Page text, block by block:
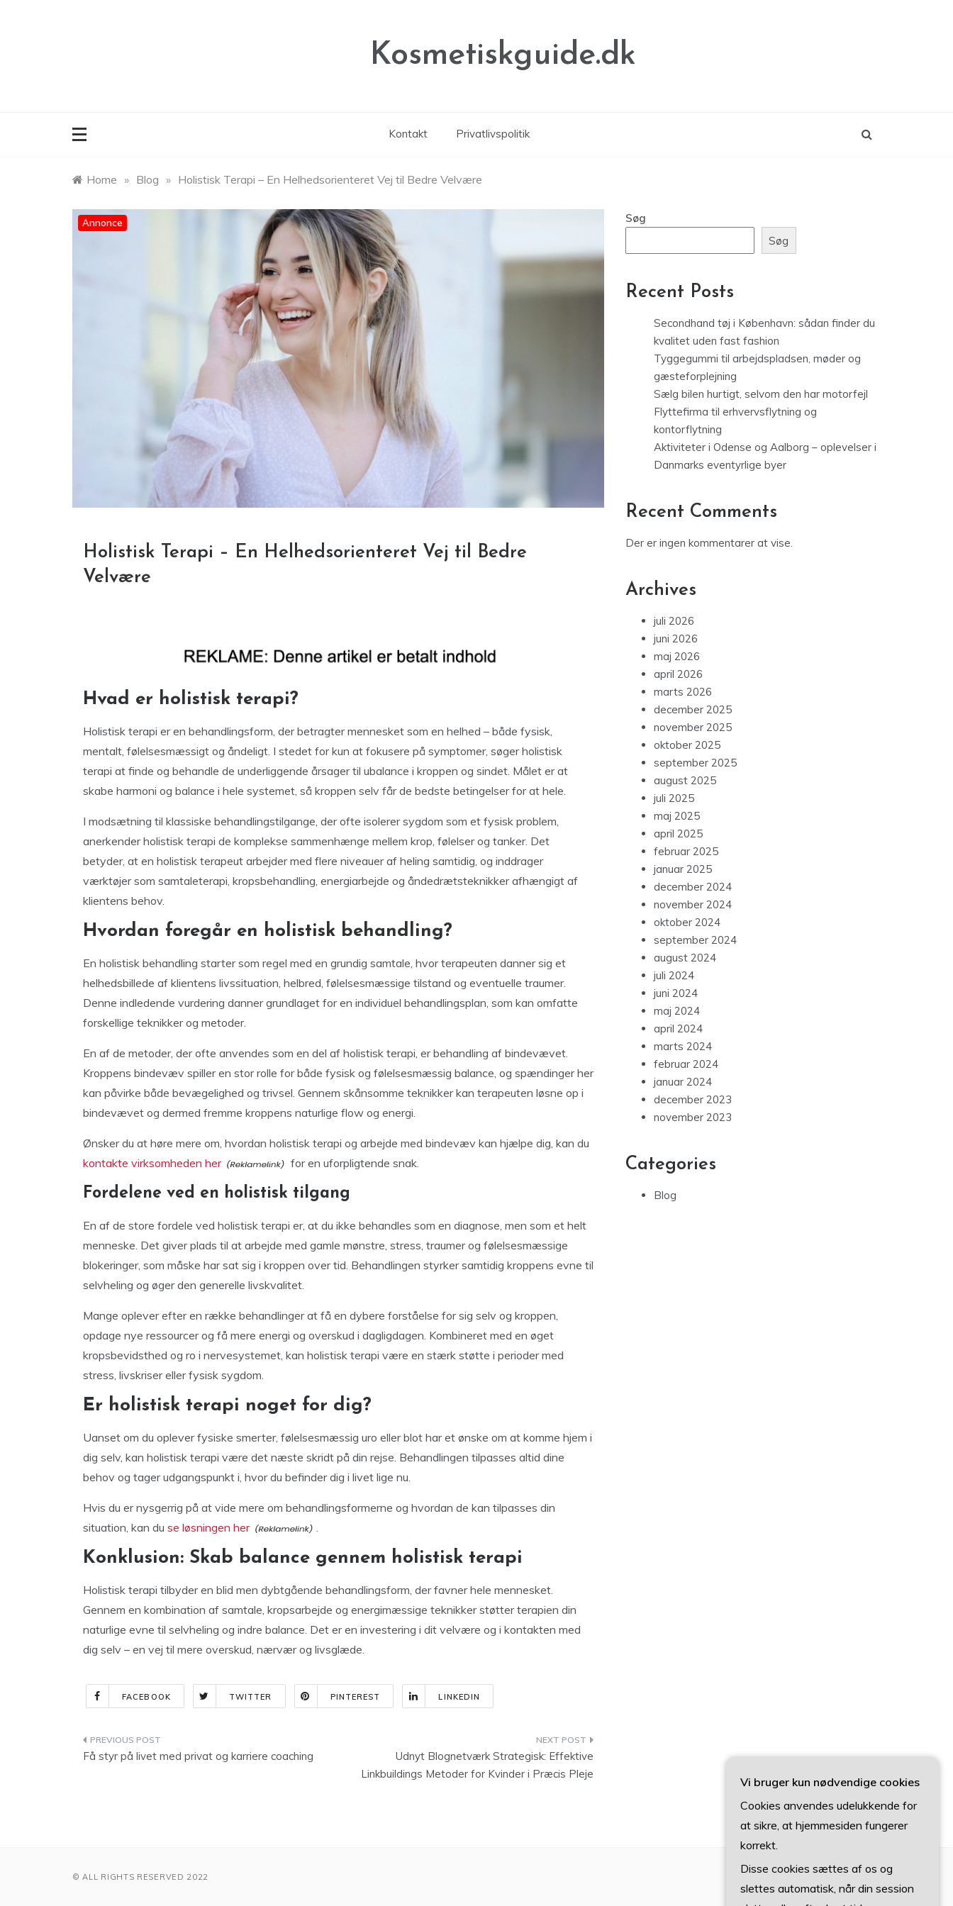
Kosmetiskguide.dk
Kontakt Privatlivspolitik
Home » Blog » Holistisk Terapi – En Helhedsorienteret Vej til Bedre Velvære
Annonce
Holistisk Terapi – En Helhedsorienteret Vej til Bedre
Velvære
Hvad er holistisk terapi?
Holistisk terapi er en behandlingsform, der betragter mennesket som en helhed – både fysisk,
mentalt, følelsesmæssigt og åndeligt. I stedet for kun at fokusere på symptomer, søger holistisk
terapi at finde og behandle de underliggende årsager til ubalance i kroppen og sindet. Målet er at
skabe harmoni og balance i hele systemet, så kroppen selv får de bedste betingelser for at hele.
I modsætning til klassiske behandlingstilgange, der ofte isolerer sygdom som et fysisk problem,
anerkender holistisk terapi de komplekse sammenhænge mellem krop, følelser og tanker. Det
betyder, at en holistisk terapeut arbejder med flere niveauer af heling samtidig, og inddrager
værktøjer som samtaleterapi, kropsbehandling, energiarbejde og åndedrætsteknikker afhængigt af
klientens behov.
Hvordan foregår en holistisk behandling?
En holistisk behandling starter som regel med en grundig samtale, hvor terapeuten danner sig et
helhedsbillede af klientens livssituation, helbred, følelsesmæssige tilstand og eventuelle traumer.
Denne indledende vurdering danner grundlaget for en individuel behandlingsplan, som kan omfatte
forskellige teknikker og metoder.
En af de metoder, der ofte anvendes som en del af holistisk terapi, er behandling af bindevævet.
Kroppens bindevæv spiller en stor rolle for både fysisk og følelsesmæssig balance, og spændinger her
kan påvirke både bevægelighed og trivsel. Gennem skånsomme teknikker kan terapeuten løsne op i
bindevævet og dermed fremme kroppens naturlige flow og energi.
Ønsker du at høre mere om, hvordan holistisk terapi og arbejde med bindevæv kan hjælpe dig, kan du
kontakte virksomheden her
for en uforpligtende snak.
Fordelene ved en holistisk tilgang
En af de store fordele ved holistisk terapi er, at du ikke behandles som en diagnose, men som et helt
menneske. Det giver plads til at arbejde med gamle mønstre, stress, traumer og følelsesmæssige
blokeringer, som måske har sat sig i kroppen over tid. Behandlingen styrker samtidig kroppens evne til
selvheling og øger den generelle livskvalitet.
Mange oplever efter en række behandlinger at få en dybere forståelse for sig selv og kroppen,
opdage nye ressourcer og få mere energi og overskud i dagligdagen. Kombineret med en øget
kropsbevidsthed og ro i nervesystemet, kan holistisk terapi være en stærk støtte i perioder med
stress, livskriser eller fysisk sygdom.
Er holistisk terapi noget for dig?
Uanset om du oplever fysiske smerter, følelsesmæssig uro eller blot har et ønske om at komme hjem i
dig selv, kan holistisk terapi være det næste skridt på din rejse. Behandlingen tilpasses altid dine
behov og tager udgangspunkt i, hvor du befinder dig i livet lige nu.
Hvis du er nysgerrig på at vide mere om behandlingsformerne og hvordan de kan tilpasses din
situation, kan du se løsningen her
Konklusion: Skab balance gennem holistisk terapi
Holistisk terapi tilbyder en blid men dybtgående behandlingsform, der favner hele mennesket.
Gennem en kombination af samtale, kropsarbejde og energimæssige teknikker støtter terapien din
naturlige evne til selvheling og indre balance. Det er en investering i dit velvære og i kontakten med
dig selv – en vej til mere overskud, nærvær og livsglæde.
FACEBOOK TWITTER PINTEREST LINKEDIN
Indlægsnavigation
Få styr på livet med privat og karriere coaching
Udnyt Blognetværk Strategisk: Effektive
Linkbuildings Metoder for Kvinder i Præcis Pleje
Søg
Søg
Recent Posts
Secondhand tøj i København: sådan finder du
kvalitet uden fast fashion
Tyggegummi til arbejdspladsen, møder og
gæsteforplejning
Sælg bilen hurtigt, selvom den har motorfejl
Flyttefirma til erhvervsflytning og
kontorflytning
Aktiviteter i Odense og Aalborg – oplevelser i
Danmarks eventyrlige byer
Recent Comments
Der er ingen kommentarer at vise.
Archives
juli 2026
juni 2026
maj 2026
april 2026
marts 2026
december 2025
november 2025
oktober 2025
september 2025
august 2025
juli 2025
maj 2025
april 2025
februar 2025
januar 2025
december 2024
november 2024
oktober 2024
september 2024
august 2024
juli 2024
juni 2024
maj 2024
april 2024
marts 2024
februar 2024
januar 2024
december 2023
november 2023
Categories
Blog
© ALL RIGHTS RESERVED 2022
Vi bruger kun nødvendige cookies
Cookies anvendes udelukkende for
at sikre, at hjemmesiden fungerer
korrekt.
Disse cookies sættes af os og
slettes automatisk, når din session